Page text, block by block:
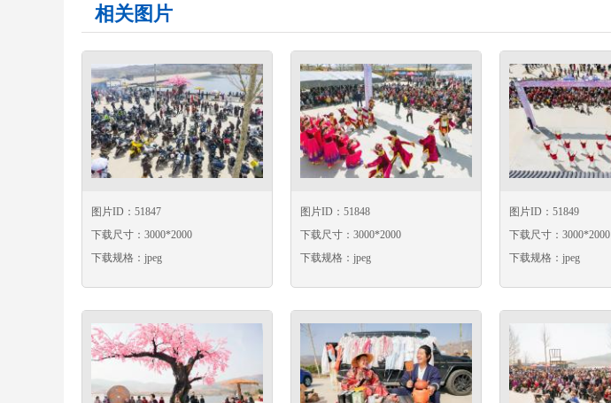
相关图片
图片ID：51847
下载尺寸：3000*2000
下载规格：jpeg
图片ID：51848
下载尺寸：3000*2000
下载规格：jpeg
图片ID：51849
下载尺寸：3000*2000
下载规格：jpeg